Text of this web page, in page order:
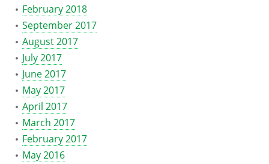
February 2018
September 2017
August 2017
July 2017
June 2017
May 2017
April 2017
March 2017
February 2017
May 2016